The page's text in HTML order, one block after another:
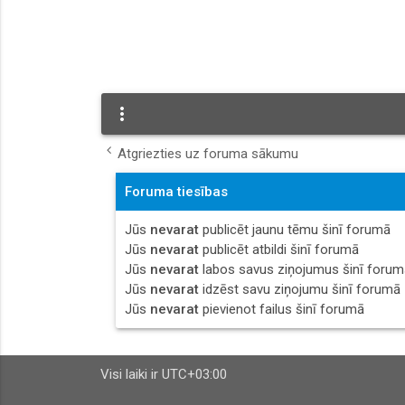
more_vert
Atgriezties uz foruma sākumu
Foruma tiesības
Jūs nevarat publicēt jaunu tēmu šinī forumā
Jūs nevarat publicēt atbildi šinī forumā
Jūs nevarat labos savus ziņojumus šinī
Jūs nevarat idzēst savu ziņojumu šinī forumā
Jūs nevarat pievienot failus šinī forumā
Visi laiki ir UTC+03:00